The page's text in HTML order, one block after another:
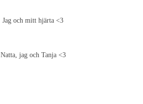
Jag och mitt hjärta <3
Natta, jag och Tanja <3